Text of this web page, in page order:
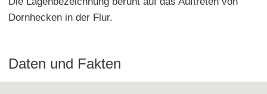
Service & Unterkünfte
Karte Rheinhessen Blog
Dornhecken in der Flur.
Daten und Fakten